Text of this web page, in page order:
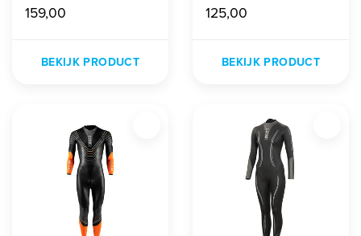
159,00
BEKIJK PRODUCT
125,00
BEKIJK PRODUCT